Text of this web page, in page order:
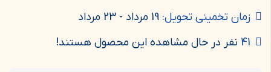
زمان تخمینی تحویل: 19 مرداد - 23 مرداد
41 نفر در حال مشاهده این محصول هستند!